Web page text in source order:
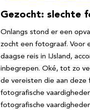
Gezocht: slechte
Onlangs stond er een
zocht een fotograaf. Voor
daagse reis in IJsland,
inbegrepen. Oké, tot zo
de vereisten die aan
fotografische
fotografische